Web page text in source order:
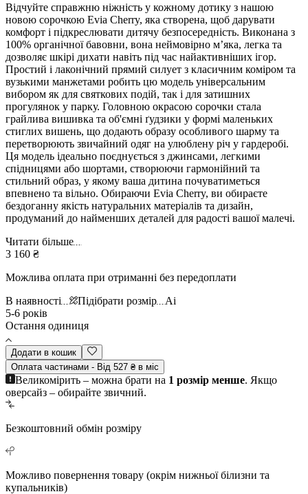
Відчуйте справжню ніжність у кожному дотику з нашою
новою сорочкою Evia Cherry, яка створена, щоб дарувати
комфорт і підкреслювати дитячу безпосередність. Виконана з
100% органічної бавовни, вона неймовірно м’яка, легка та
дозволяє шкірі дихати навіть під час найактивніших ігор.
Простий і лаконічний прямий силует з класичним коміром та
вузькими манжетами робить цю модель універсальним
вибором як для святкових подій, так і для затишних
прогулянок у парку. Головною окрасою сорочки стала
грайлива вишивка та об'ємні ґудзики у формі маленьких
стиглих вишень, що додають образу особливого шарму та
перетворюють звичайний одяг на улюблену річ у гардеробі.
Ця модель ідеально поєднується з джинсами, легкими
спідницями або шортами, створюючи гармонійний та
стильний образ, у якому ваша дитина почуватиметься
впевнено та вільно. Обираючи Evia Cherry, ви обираєте
бездоганну якість натуральних матеріалів та дизайн,
продуманий до найменших деталей для радості вашої малечі.
Читати більше
3 160 ₴
Можлива оплата при отриманні без передоплати
В наявності
Підібрати розмір
Ai
5-6 років
Остання одиниця
Додати в кошик
Оплата частинами - Від 527 ₴ в міс
Великомірить – можна брати на 1 розмір менше. Якщо
оверсайз – обирайте звичний.
Безкоштовний обмін розміру
Можливо повернення товару (окрім нижньої білизни та
купальників)